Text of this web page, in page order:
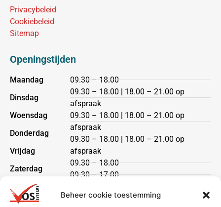
Beheer cookie toestemming
Privacybeleid
Cookiebeleid
Sitemap
Openingstijden
Maandag
Dinsdag
Woensdag
Donderdag
Vrijdag
Zaterdag
Zondag
09.30 – 18.00
09.30 – 18.00 | 18.00 – 21.00 op
afspraak
09.30 – 18.00 | 18.00 – 21.00 op
afspraak
09.30 – 18.00 | 18.00 – 21.00 op
afspraak
09.30 – 18.00
09.30 – 17.00